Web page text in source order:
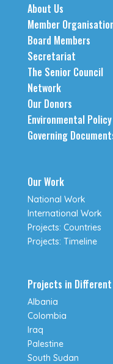
About Us
Member
Board Members
Secretariat
The Senior Council
Network
Our Donors
Environmental Policy
Governing
Our Work
National Work
International Work
Projects: Countries
Projects: Timeline
Projects in
Albania
Colombia
Iraq
Palestine
South Sudan